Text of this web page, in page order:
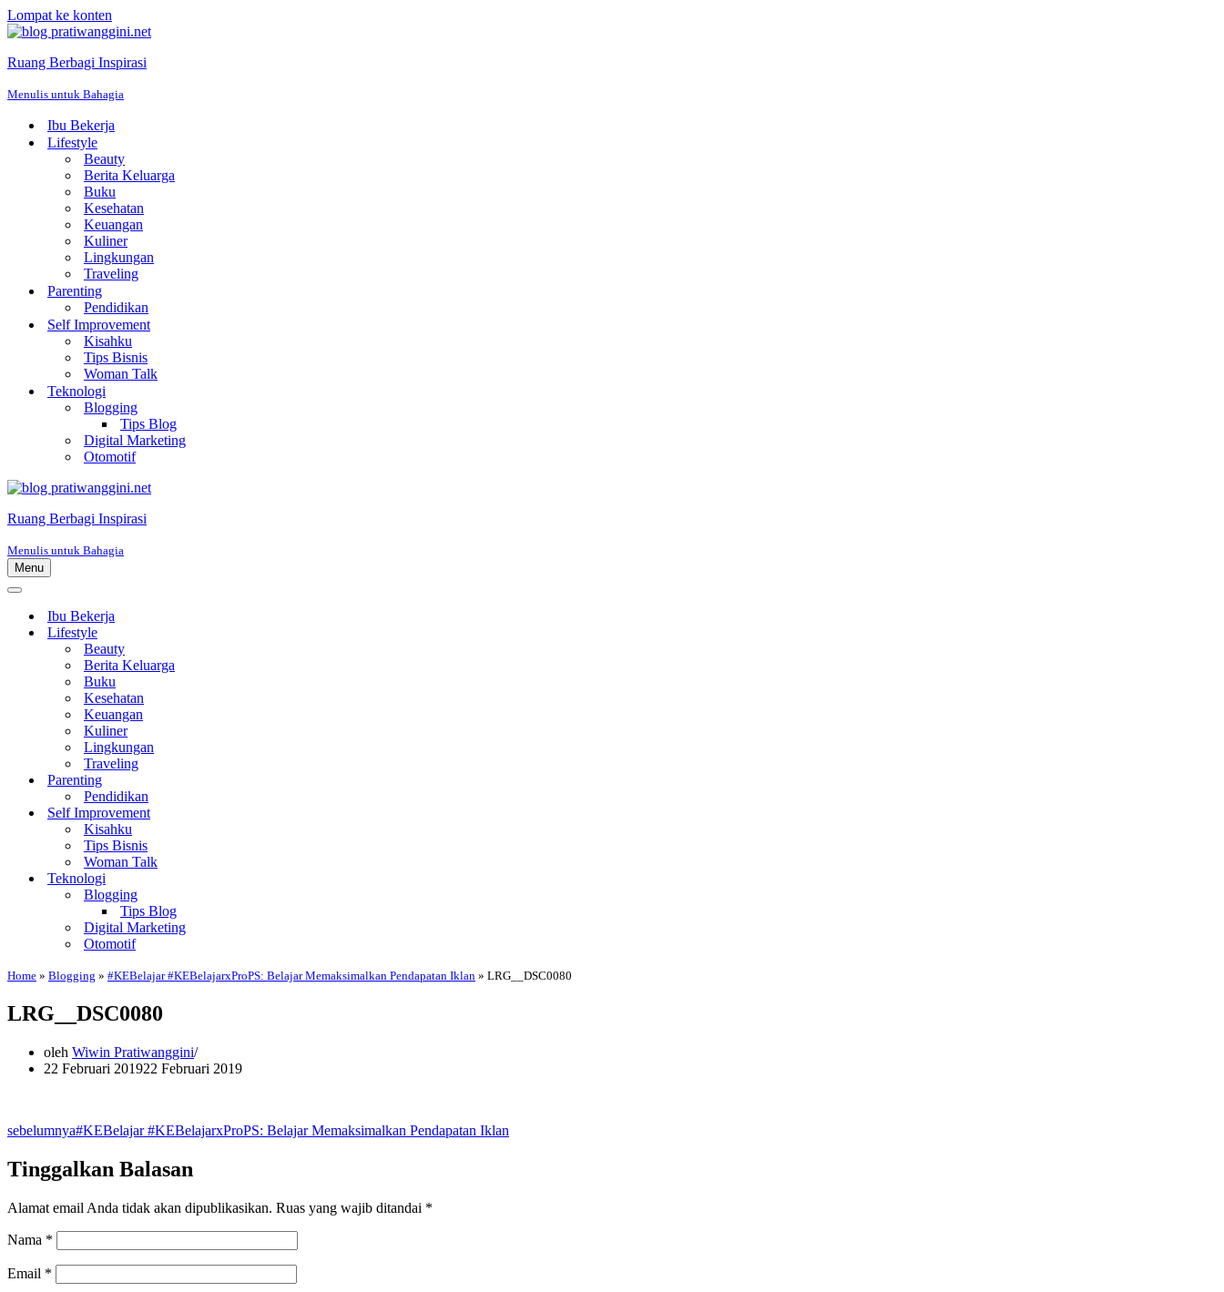
Lompat ke konten
Ruang Berbagi Inspirasi
Menulis untuk Bahagia
Ibu Bekerja
Lifestyle
Beauty
Berita Keluarga
Buku
Kesehatan
Keuangan
Kuliner
Lingkungan
Traveling
Parenting
Pendidikan
Self Improvement
Kisahku
Tips Bisnis
Woman Talk
Teknologi
Blogging
Tips Blog
Digital Marketing
Otomotif
Ruang Berbagi Inspirasi
Menulis untuk Bahagia
Menu
Menu
Menu
NavigasiIbu Bekerja
Lifestyle
Beauty
Berita Keluarga
Buku
Kesehatan
Keuangan
Kuliner
Lingkungan
Traveling
Parenting
Pendidikan
Self Improvement
Kisahku
Tips Bisnis
Woman Talk
Teknologi
Blogging
Tips Blog
Digital Marketing
Otomotif
Home » Blogging » #KEBelajar #KEBelajarxProPS: Belajar Memaksimalkan Pendapatan Iklan » LRG__DSC0080
LRG__DSC0080
oleh Wiwin Pratiwanggini
22 Februari 201922 Februari 2019
sebelumnya#KEBelajar #KEBelajarxProPS: Belajar Memaksimalkan Pendapatan Iklan
Tinggalkan Balasan
Alamat email Anda tidak akan dipublikasikan. Ruas yang wajib ditandai *
Nama *
Email *